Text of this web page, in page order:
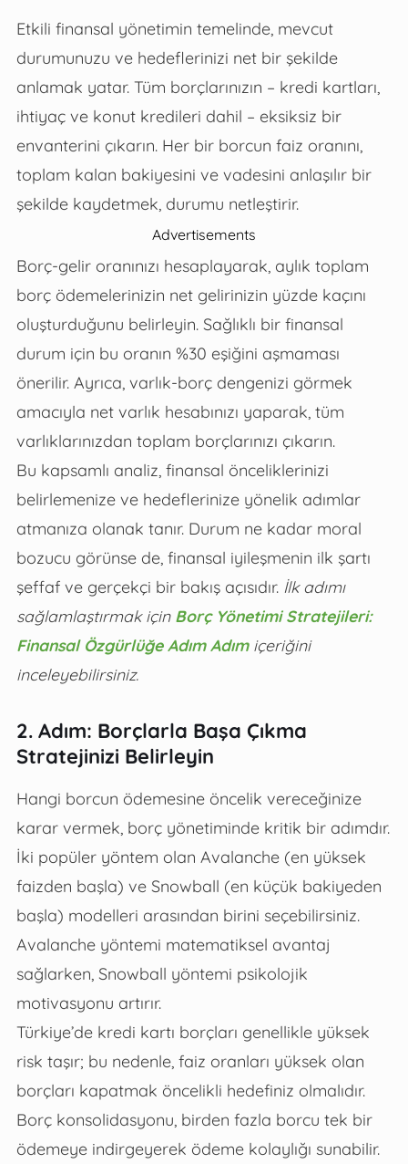
Etkili finansal yönetimin temelinde, mevcut
durumunuzu ve hedeflerinizi net bir şekilde
anlamak yatar. Tüm borçlarınızın – kredi kartları,
ihtiyaç ve konut kredileri dahil – eksiksiz bir
envanterini çıkarın. Her bir borcun faiz oranını,
toplam kalan bakiyesini ve vadesini anlaşılır bir
şekilde kaydetmek, durumu netleştirir.
Advertisements
Borç-gelir oranınızı hesaplayarak, aylık toplam
borç ödemelerinizin net gelirinizin yüzde kaçını
oluşturduğunu belirleyin. Sağlıklı bir finansal
durum için bu oranın %30 eşiğini aşmaması
önerilir. Ayrıca, varlık-borç dengenizi görmek
amacıyla net varlık hesabınızı yaparak, tüm
varlıklarınızdan toplam borçlarınızı çıkarın.
Bu kapsamlı analiz, finansal önceliklerinizi
belirlemenize ve hedeflerinize yönelik adımlar
atmanıza olanak tanır. Durum ne kadar moral
bozucu görünse de, finansal iyileşmenin ilk şartı
şeffaf ve gerçekçi bir bakış açısıdır. İlk adımı
sağlamlaştırmak için Borç Yönetimi Stratejileri:
Finansal Özgürlüğe Adım Adımiçeriğini
inceleyebilirsiniz.
2. Adım: Borçlarla Başa Çıkma
Stratejinizi Belirleyin
Hangi borcun ödemesine öncelik vereceğinize
karar vermek, borç yönetiminde kritik bir adımdır.
İki popüler yöntem olan Avalanche (en yüksek
faizden başla) ve Snowball (en küçük bakiyeden
başla) modelleri arasından birini seçebilirsiniz.
Avalanche yöntemi matematiksel avantaj
sağlarken, Snowball yöntemi psikolojik
motivasyonu artırır.
Türkiye’de kredi kartı borçları genellikle yüksek
risk taşır; bu nedenle, faiz oranları yüksek olan
borçları kapatmak öncelikli hedefiniz olmalıdır.
Borç konsolidasyonu, birden fazla borcu tek bir
ödemeye indirgeyerek ödeme kolaylığı sunabilir.